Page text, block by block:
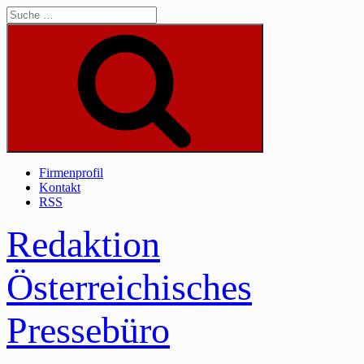
Skip
to
Suche
Firmenprofil
Kontakt
RSS
Redaktion
Österreichisches
Pressebüro